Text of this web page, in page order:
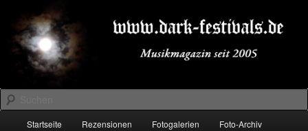
primären
Inhalt
springen
sekundären
Inhalt
springenDARK-FESTIVALS.DE
Suchen
Startseite Rezensionen Fotogalerien Foto-Archiv